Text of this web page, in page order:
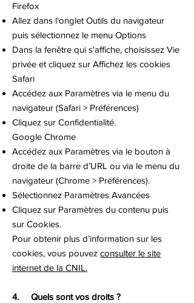
Firefox
Allez dans l'onglet Outils du navigateur
puis sélectionnez le menu Options
Dans la fenêtre qui s'affiche, choisissez Vie
privée et cliquez sur Affichez les cookies
Safari
Accédez aux Paramètres via le menu du
navigateur (Safari > Préférences)
Cliquez sur Confidentialité.
Google Chrome
Accédez aux Paramètres via le bouton à
droite de la barre d’URL ou via le menu du
navigateur (Chrome > Préférences).
Sélectionnez Paramètres Avancées
Cliquez sur Paramètres du contenu puis
sur Cookies.
Pour obtenir plus d’information sur les
cookies, vous pouvez consulter le site
internet de la CNIL.
4. Quels sont vos droits ?